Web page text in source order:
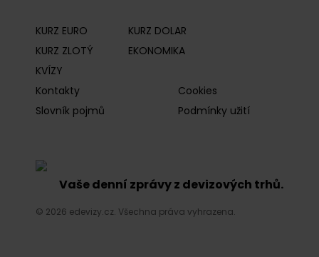
KURZ EURO
KURZ DOLAR
KURZ ZLOTÝ
EKONOMIKA
KVÍZY
Kontakty
Cookies
Slovník pojmů
Podmínky užití
Vaše denní zprávy z devizových trhů.
© 2026 edevizy.cz. Všechna práva vyhrazena.